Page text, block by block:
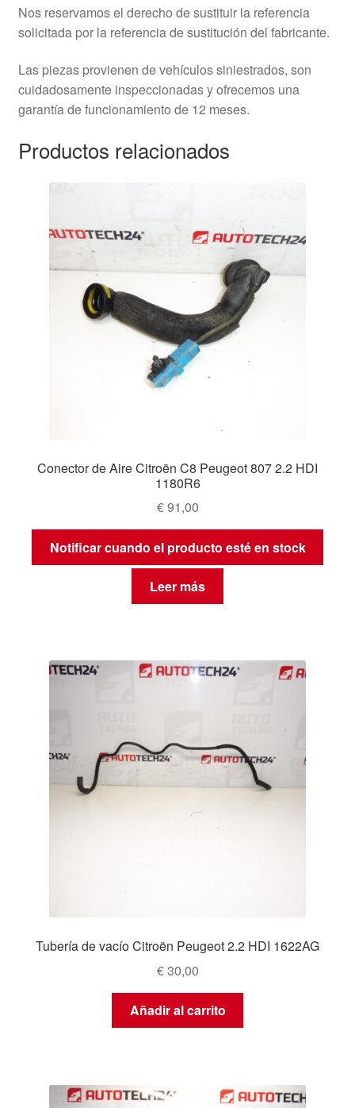
Nos reservamos el derecho de sustituir la referencia
solicitada por la referencia de sustitución del fabricante.
Las piezas provienen de vehículos siniestrados, son
cuidadosamente inspeccionadas y ofrecemos una
garantía de funcionamiento de 12 meses.
Productos relacionados
Conector de Aire Citroën C8 Peugeot 807 2.2 HDI
1180R6
€91,00
Notificar cuando el producto esté en stock
Leer más
Tubería de vacío Citroën Peugeot 2.2 HDI 1622AG
€30,00
Añadir al carrito